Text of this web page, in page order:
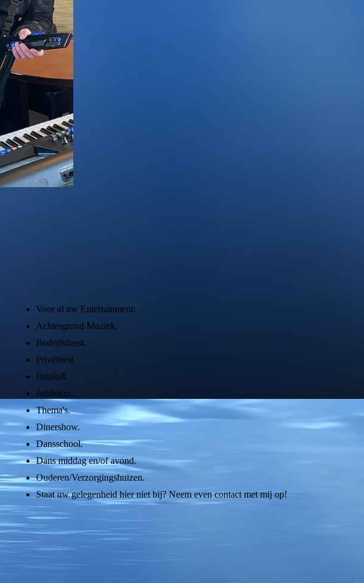
Voor al uw Entertainment:
Achtergrond Muziek.
Bedrijfsfeest.
Privéfeest.
Bruiloft.
Jubileum.
Thema's.
Dinershow.
Dansschool.
Dans middag en/of avond.
Ouderen/Verzorgingshuizen.
Staat uw gelegenheid hier niet bij? Neem even contact met mij op!